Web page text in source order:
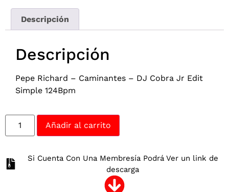
Descripción
Descripción
Pepe Richard – Caminantes – DJ Cobra Jr Edit
Simple 124Bpm
Añadir al carrito
Si Cuenta Con Una Membresía Podrá Ver un link de
descarga